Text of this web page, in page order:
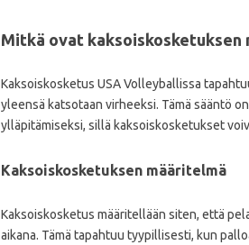
Mitkä ovat kaksoiskosketuksen
Kaksoiskosketus USA Volleyballissa
yleensä katsotaan virheeksi. Tämä sääntö
ylläpitämiseksi, sillä kaksoiskosketukset
Kaksoiskosketuksen määritelmä
Kaksoiskosketus määritellään siten, että
aikana. Tämä tapahtuu tyypillisesti, kun